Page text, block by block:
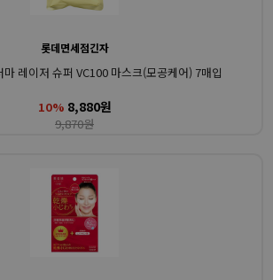
롯데면세점긴자
레이저 슈퍼 VC100 마스크(모공케어) 7매입
10% 8,880원
9,870원